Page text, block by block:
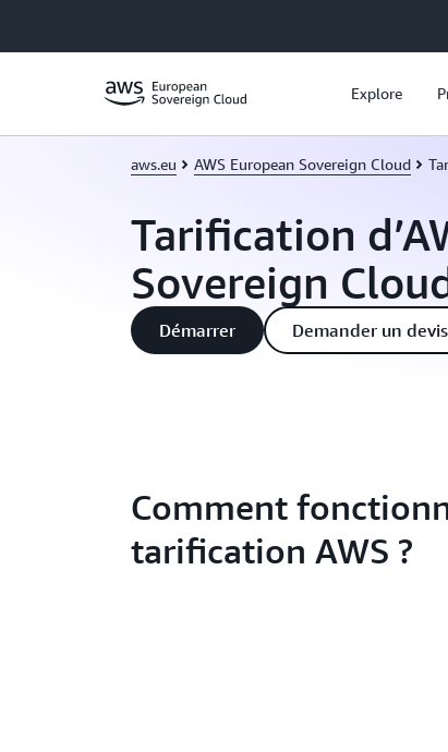
Explore
aws.eu AWS European Sovereign Cloud
Tarification
Sovereign
Démarrer Demander un devis
Comment
tarification AWS ?